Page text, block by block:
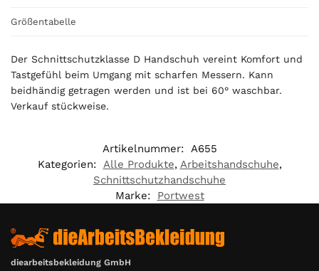
s
0
0
€
Größentabelle
Der Schnittschutzklasse D Handschuh vereint Komfort und
Tastgefühl beim Umgang mit scharfen Messern. Kann
beidhändig getragen werden und ist bei 60° waschbar.
Verkauf stückweise.
Artikelnummer: A655
Kategorien: Alle Produkte, Arbeitshandschuhe,
Schnittschutzhandschuhe
Marke:
Portwest
diearbeitsbekleidung GmbH